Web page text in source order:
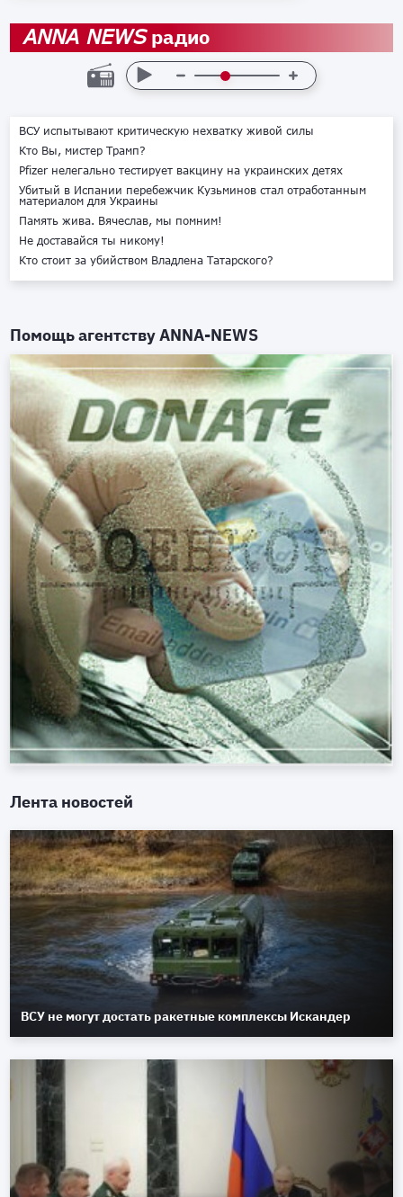
ANNA NEWSрадио
ВСУ испытывают критическую нехватку живой силы
Кто Вы, мистер Трамп?
Pfizer нелегально тестирует вакцину на украинских детях
Убитый в Испании перебежчик Кузьминов стал отработанным
материалом для Украины
Память жива. Вячеслав, мы помним!
Не доставайся ты никому!
Кто стоит за убийством Владлена Татарского?
Помощь агентствуANNA-NEWS
Лента новостей
ВСУ не могут достать ракетные комплексы Искандер